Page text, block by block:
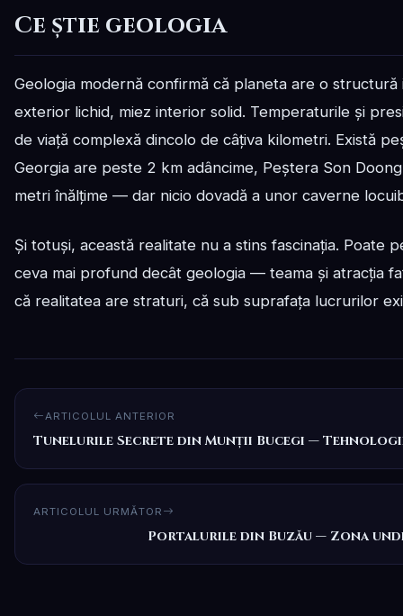
Ce știe geologia
Geologia modernă confirmă că planeta are o
exterior lichid, miez interior solid. Temperaturile și
de viață complexă dincolo de câțiva kilometri. Există
Georgia are peste 2 km adâncime, Peștera Son
metri înălțime — dar nicio dovadă a unor caverne
Și totuși, această realitate nu a stins fascinația. Poate
ceva mai profund decât geologia — teama și atracția
că realitatea are straturi, că sub suprafața lucrurilor
ARTICOLUL ANTERIOR
Tunelurile Secrete din Munții Bucegi —
ARTICOLUL URMĂTOR
Portalurile din Buzău — Zona unde